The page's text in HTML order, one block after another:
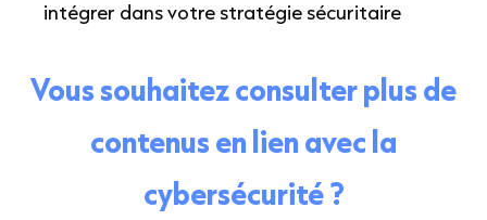
intégrer dans votre stratégie sécuritaire
Vous souhaitez consulter plus de
contenus en lien avec la
cybersécurité ?